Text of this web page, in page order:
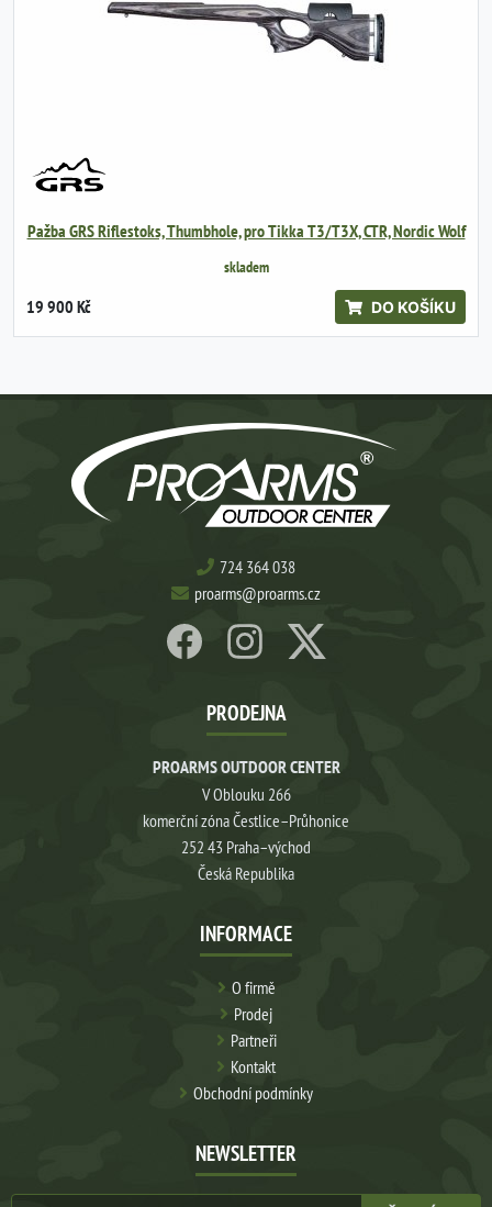
Pažba GRS Riflestoks, Thumbhole, pro Tikka T3/T3X, CTR, Nordic Wolf
skladem
19 900 Kč DO KOŠÍKU
724 364 038
proarms@proarms.cz
PRODEJNA
PROARMS OUTDOOR CENTER
V Oblouku 266
komerční zóna Čestlice–Průhonice
252 43 Praha–východ
Česká Republika
INFORMACE
O firmě
Prodej
Partneři
Kontakt
Obchodní podmínky
NEWSLETTER